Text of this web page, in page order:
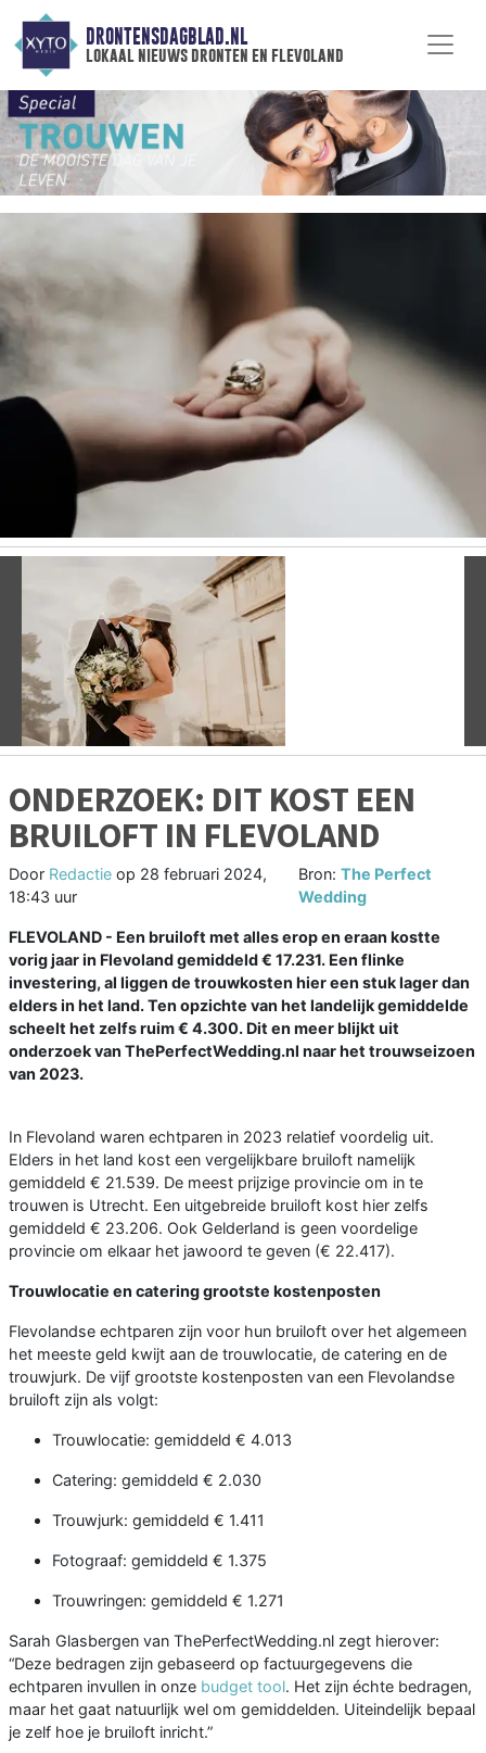
DRONTENSDAGBLAD.NL
lokaal nieuws dronten en flevoland
Vorige
ONDERZOEK: DIT KOST EEN
BRUILOFT IN FLEVOLAND
Door Redactie op 28 februari 2024,
18:43 uur
Bron: The Perfect
Wedding
FLEVOLAND - Een bruiloft met alles erop en eraan kostte
vorig jaar in Flevoland gemiddeld € 17.231. Een flinke
investering, al liggen de trouwkosten hier een stuk lager dan
elders in het land. Ten opzichte van het landelijk gemiddelde
scheelt het zelfs ruim € 4.300. Dit en meer blijkt uit
onderzoek van ThePerfectWedding.nl naar het trouwseizoen
van 2023.
In Flevoland waren echtparen in 2023 relatief voordelig uit.
Elders in het land kost een vergelijkbare bruiloft namelijk
gemiddeld € 21.539. De meest prijzige provincie om in te
trouwen is Utrecht. Een uitgebreide bruiloft kost hier zelfs
gemiddeld € 23.206. Ook Gelderland is geen voordelige
provincie om elkaar het jawoord te geven (€ 22.417).
Trouwlocatie en catering grootste kostenposten
Flevolandse echtparen zijn voor hun bruiloft over het algemeen
het meeste geld kwijt aan de trouwlocatie, de catering en de
trouwjurk. De vijf grootste kostenposten van een Flevolandse
bruiloft zijn als volgt:
Trouwlocatie: gemiddeld € 4.013
Catering: gemiddeld € 2.030
Trouwjurk: gemiddeld € 1.411
Fotograaf: gemiddeld € 1.375
Trouwringen: gemiddeld € 1.271
Sarah Glasbergen van ThePerfectWedding.nl zegt hierover:
“Deze bedragen zijn gebaseerd op factuurgegevens die
echtparen invullen in onze budget tool. Het zijn échte bedragen,
maar het gaat natuurlijk wel om gemiddelden. Uiteindelijk bepaal
je zelf hoe je bruiloft inricht.”